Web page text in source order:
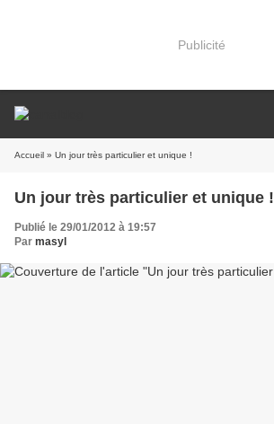
Publicité
Accueil » Un jour très particulier et unique !
Un jour très particulier et unique !
Publié le 29/01/2012 à 19:57
Par masyl